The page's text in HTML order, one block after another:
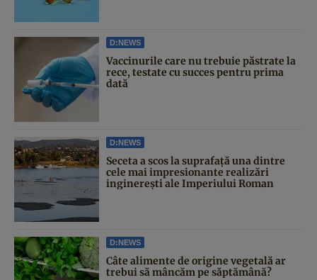
D:NEWS
Vaccinurile care nu trebuie păstrate la
rece, testate cu succes pentru prima
dată
D:NEWS
Seceta a scos la suprafață una dintre
cele mai impresionante realizări
inginerești ale Imperiului Roman
D:NEWS
Câte alimente de origine vegetală ar
trebui să mâncăm pe săptămână?